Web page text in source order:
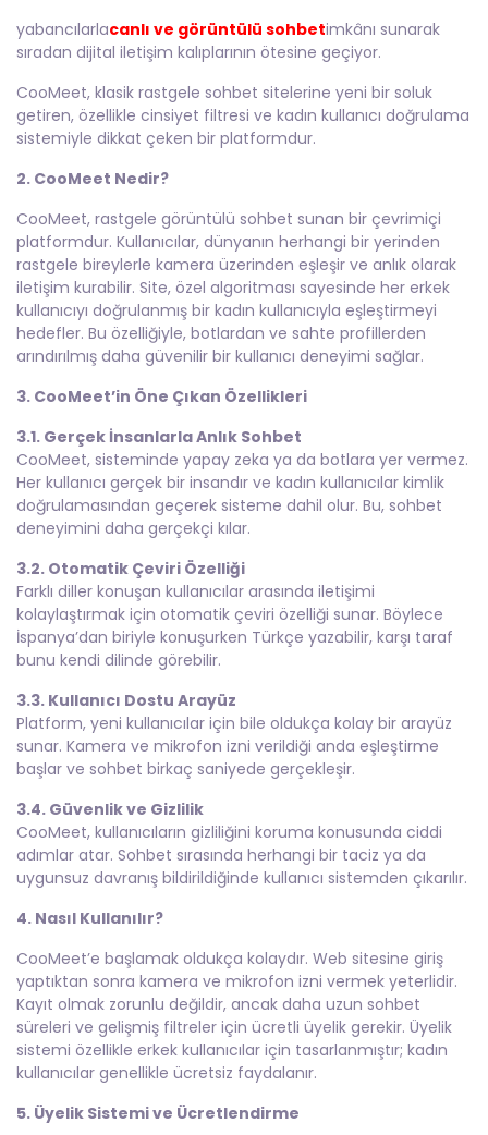
yabancılarlacanlı ve görüntülü sohbetimkânı sunarak
sıradan dijital iletişim kalıplarının ötesine geçiyor.
CooMeet, klasik rastgele sohbet sitelerine yeni bir soluk
getiren, özellikle cinsiyet filtresi ve kadın kullanıcı doğrulama
sistemiyle dikkat çeken bir platformdur.
2. CooMeet Nedir?
CooMeet, rastgele görüntülü sohbet sunan bir çevrimiçi
platformdur. Kullanıcılar, dünyanın herhangi bir yerinden
rastgele bireylerle kamera üzerinden eşleşir ve anlık olarak
iletişim kurabilir. Site, özel algoritması sayesinde her erkek
kullanıcıyı doğrulanmış bir kadın kullanıcıyla eşleştirmeyi
hedefler. Bu özelliğiyle, botlardan ve sahte profillerden
arındırılmış daha güvenilir bir kullanıcı deneyimi sağlar.
3. CooMeet’in Öne Çıkan Özellikleri
3.1. Gerçek İnsanlarla Anlık Sohbet
CooMeet, sisteminde yapay zeka ya da botlara yer vermez.
Her kullanıcı gerçek bir insandır ve kadın kullanıcılar kimlik
doğrulamasından geçerek sisteme dahil olur. Bu, sohbet
deneyimini daha gerçekçi kılar.
3.2. Otomatik Çeviri Özelliği
Farklı diller konuşan kullanıcılar arasında iletişimi
kolaylaştırmak için otomatik çeviri özelliği sunar. Böylece
İspanya’dan biriyle konuşurken Türkçe yazabilir, karşı taraf
bunu kendi dilinde görebilir.
3.3. Kullanıcı Dostu Arayüz
Platform, yeni kullanıcılar için bile oldukça kolay bir arayüz
sunar. Kamera ve mikrofon izni verildiği anda eşleştirme
başlar ve sohbet birkaç saniyede gerçekleşir.
3.4. Güvenlik ve Gizlilik
CooMeet, kullanıcıların gizliliğini koruma konusunda ciddi
adımlar atar. Sohbet sırasında herhangi bir taciz ya da
uygunsuz davranış bildirildiğinde kullanıcı sistemden çıkarılır.
4. Nasıl Kullanılır?
CooMeet’e başlamak oldukça kolaydır. Web sitesine giriş
yaptıktan sonra kamera ve mikrofon izni vermek yeterlidir.
Kayıt olmak zorunlu değildir, ancak daha uzun sohbet
süreleri ve gelişmiş filtreler için ücretli üyelik gerekir. Üyelik
sistemi özellikle erkek kullanıcılar için tasarlanmıştır; kadın
kullanıcılar genellikle ücretsiz faydalanır.
5. Üyelik Sistemi ve Ücretlendirme